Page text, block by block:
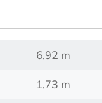
6,92 m
1,73 m